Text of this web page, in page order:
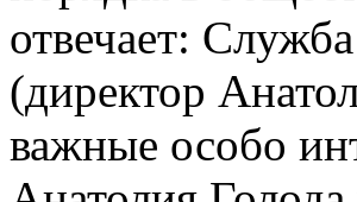
отвечает:
(директор
важные особо